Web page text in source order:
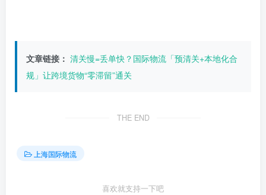
文章链接： 清关慢=丢单快？国际物流「预清关+本地化合
规」让跨境货物“零滞留”通关
THE END
上海国际物流
喜欢就支持一下吧